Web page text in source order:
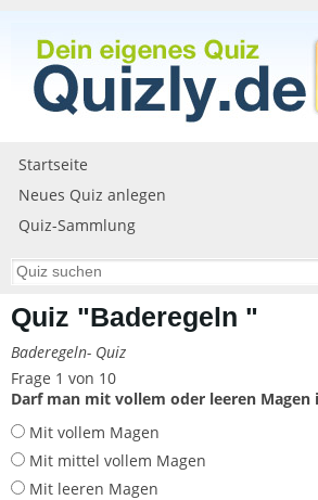
Startseite
Neues Quiz anlegen
Quiz-Sammlung
Quiz "Baderegeln "
Baderegeln- Quiz
Frage 1 von 10
Darf man mit vollem oder leeren Magen
Mit vollem Magen
Mit mittel vollem Magen
Mit leeren Magen